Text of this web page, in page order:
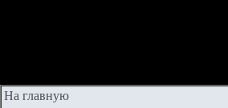
На главную